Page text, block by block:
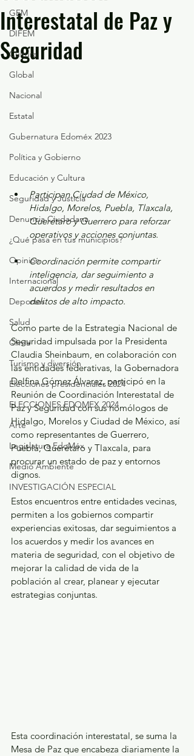
GEM
DIFEM
Cultura
Global
Nacional
Estatal
Gubernatura Edoméx 2023
Política y Gobierno
Educación y Cultura
Seguridad y Justicia
Denuncia Ciudadana
¿Qué pasa en tus municipios?
Opinión
Internacional
Deportes
Salud
Clima
Turismo y diversión
Elecciones presidenciales 2024
ELECCIONES EDOMEX 2024
Arte
Legislatura EdoMéx
Medio Ambiente
INVESTIGACIÓN ESPECIAL
Interestatal de Paz y
Seguridad
Participan Ciudad de México,
Hidalgo, Morelos, Puebla, Tlaxcala,
Querétaro y Guerrero para reforzar
operativos y acciones conjuntas.
Coordinación permite compartir
inteligencia, dar seguimiento a
acuerdos y medir resultados en
delitos de alto impacto.
Como parte de la Estrategia Nacional de
Seguridad impulsada por la Presidenta
Claudia Sheinbaum, en colaboración con
las entidades federativas, la Gobernadora
Delfina Gómez Álvarez, participó en la
Reunión de Coordinación Interestatal de
Paz y Seguridad con sus homólogos de
Hidalgo, Morelos y Ciudad de México, así
como representantes de Guerrero,
Puebla, Querétaro y Tlaxcala, para
procurar un estado de paz y entornos
dignos.
Estos encuentros entre entidades vecinas,
permiten a los gobiernos compartir
experiencias exitosas, dar seguimientos a
los acuerdos y medir los avances en
materia de seguridad, con el objetivo de
mejorar la calidad de vida de la
población al crear, planear y ejecutar
estrategias conjuntas.
Esta coordinación interestatal, se suma la
Mesa de Paz que encabeza diariamente la